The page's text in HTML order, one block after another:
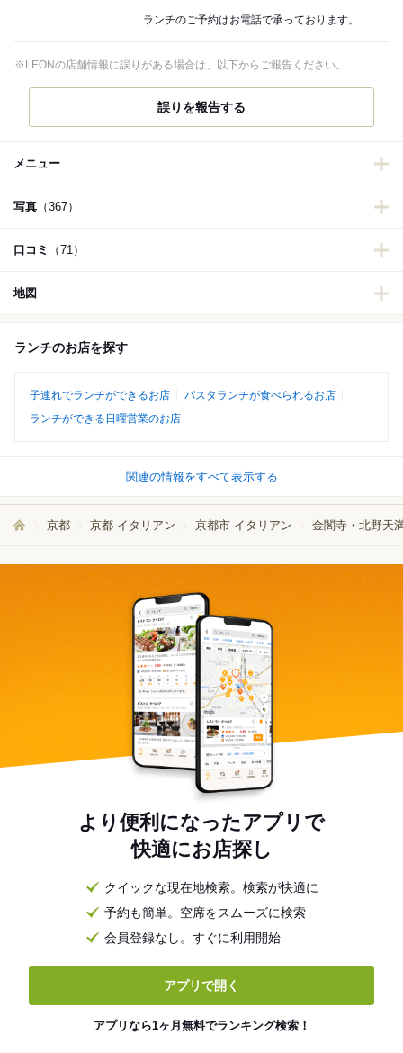
ランチのご予約はお電話で承っております。
※LEONの店舗情報に誤りがある場合は、以下からご報告ください。
誤りを報告する
メニュー
写真 （367）
口コミ （71）
地図
ランチのお店を探す
子連れでランチができるお店
パスタランチが食べられるお店
ランチができる日曜営業のお店
関連の情報をすべて表示する
京都 京都 イタリアン 京都市 イタリアン 金閣寺・北野天
より便利になったアプリで
快適にお店探し
クイックな現在地検索。検索が快適に
予約も簡単。空席をスムーズに検索
会員登録なし。すぐに利用開始
アプリで開く
アプリなら1ヶ月無料でランキング検索！